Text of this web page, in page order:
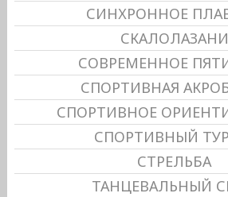
СИНХРОННОЕ
СОВРЕМЕННОЕ
СПОРТИВНАЯ
СПОРТИВНОЕ
СПОРТИВНЫЙ
СТРЕЛЬБА
ТАНЦЕВАЛЬНЫЙ